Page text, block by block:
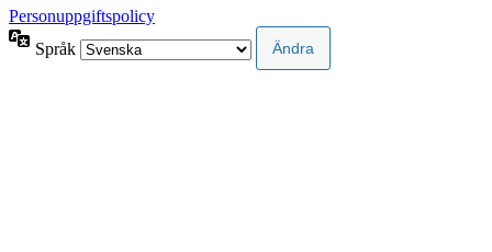
Personuppgiftspolicy
Språk